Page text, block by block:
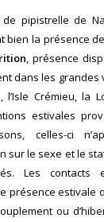
pipistrelle de
bien la présence
, présence
dans les grandes
l’Isle Crémieu, la
estivales
celles-ci
sur le sexe et le
Les contacts
présence estivale
ou